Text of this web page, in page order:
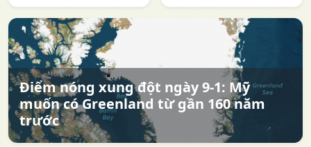
Điểm nóng xung đột ngày 9-1: Mỹ
muốn có Greenland từ gần 160 năm
trước